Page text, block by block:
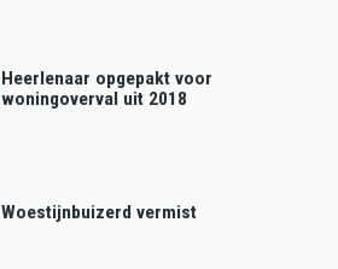
Heerlenaar opgepakt voor
woningoverval uit 2018
Woestijnbuizerd vermist